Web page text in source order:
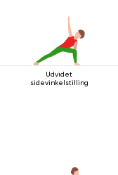
Udvidet
sidevinkelstilling